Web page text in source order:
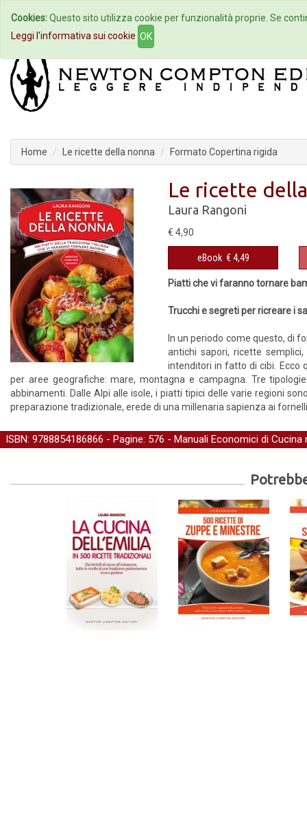
Home Autori Eventi
Home Le ricette della nonna Formato Copertina rigida
Le ricette
Laura Rangoni
€ 4,90
eBook € 4,49
Piatti che vi faranno tornare
Trucchi e segreti per ricreare i
In un periodo come questo, di
antichi sapori, ricette
intenditori in fatto di cibi. Ecco
per aree geografiche: mare, montagna e campagna. Tre
abbinamenti. Dalle Alpi alle isole, i piatti tipici delle varie regioni
preparazione tradizionale, erede di una millenaria sapienza ai
ISBN: 9788854186866 - Pagine: 576 - Manuali Economici di Cucina
Cookies:Questo sito utilizza cookie per funzionalità proprie. Se
Leggi l'informativa sui cookie OK